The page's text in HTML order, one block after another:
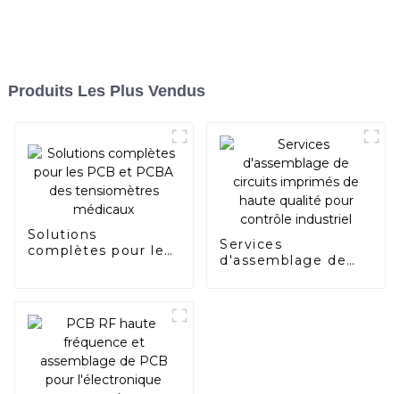
Produits Les Plus Vendus
Solutions
complètes pour les
Services
d'assemblage de